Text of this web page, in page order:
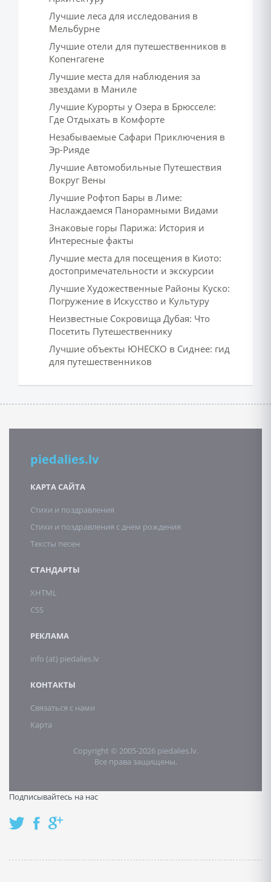
Лучшие леса для исследования в
Мельбурне
Лучшие отели для путешественников в
Копенгагене
Лучшие места для наблюдения за
звездами в Маниле
Лучшие Курорты у Озера в Брюсселе:
Где Отдыхать в Комфорте
Незабываемые Сафари Приключения в
Эр-Рияде
Лучшие Автомобильные Путешествия
Вокруг Вены
Лучшие Рофтоп Бары в Лиме:
Наслаждаемся Панорамными Видами
Знаковые горы Парижа: История и
Интересные факты
Лучшие места для посещения в Киото:
достопримечательности и экскурсии
Лучшие Художественные Районы Куско:
Погружение в Искусство и Культуру
Неизвестные Сокровища Дубая: Что
Посетить Путешественнику
Лучшие объекты ЮНЕСКО в Сиднее: гид
для путешественников
piedalies.lv
КАРТА САЙТА
Стихи и поздравления
Стихи и поздравления с днем рождения
Тексты песен
СТАНДАРТЫ
XHTML
CSS
РЕКЛАМА
info (at) piedalies.lv
КОНТАКТЫ
Связаться с нами
Карта
Copyright © 2005-2026 piedalies.lv.
Все права защищены.
Подписывайтесь на нас